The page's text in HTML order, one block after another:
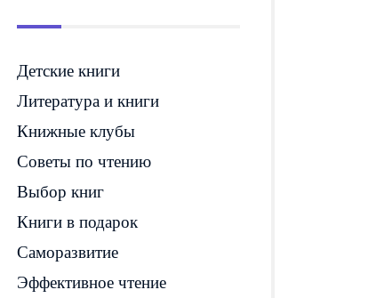
Детские книги
Литература и книги
Книжные клубы
Советы по чтению
Выбор книг
Книги в подарок
Саморазвитие
Эффективное чтение